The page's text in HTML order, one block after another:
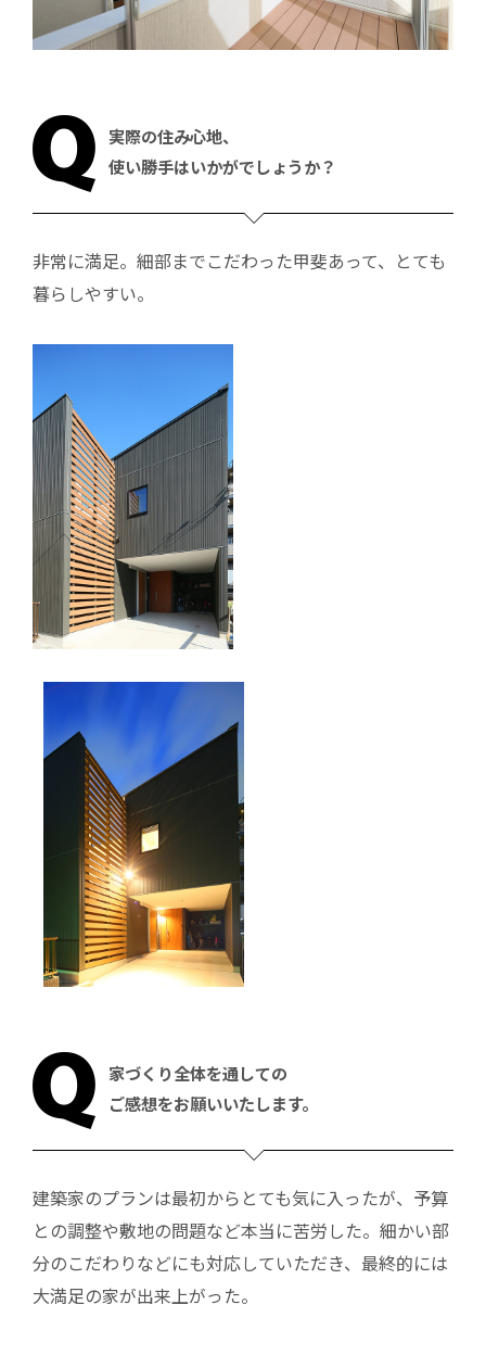
実際の住み心地、
使い勝手はいかがでしょうか？
非常に満足。細部までこだわった甲斐あって、とても
暮らしやすい。
家づくり全体を通しての
ご感想をお願いいたします。
建築家のプランは最初からとても気に入ったが、予算
との調整や敷地の問題など本当に苦労した。細かい部
分のこだわりなどにも対応していただき、最終的には
大満足の家が出来上がった。